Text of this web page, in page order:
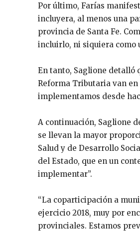
Por último, Farías
incluyera, al menos una
provincia de Santa Fe.
incluirlo, ni siquiera como
En tanto, Saglione detalló
Reforma Tributaria van
implementamos desde
A continuación, Saglione
se llevan la mayor
Salud y de Desarrollo
del Estado, que en un
implementar”.
“La coparticipación a
ejercicio 2018, muy por
provinciales. Estamos